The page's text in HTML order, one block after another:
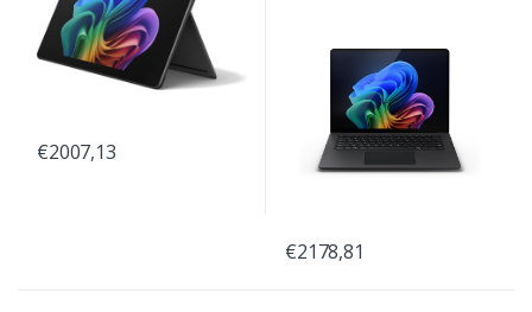
€2007,13
€2178,81